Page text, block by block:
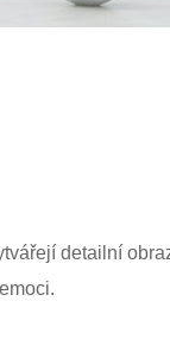
detailní